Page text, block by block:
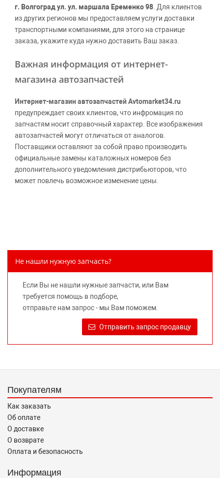
г. Волгоград ул. ул. маршала Еременко 98 . Для клиентов
из других регионов мы предоставляем услуги доставки
транспортными компаниями, для этого на странице
заказа, укажите куда нужно доставить Ваш заказ.
Важная информация от интернет-
магазина автозапчастей
Интернет-магазин автозапчастей Avtomarket34.ru
предупреждает своих клиентов, что инфромация по
запчастям носит справочный характер. Все изображения
автозапчастей могут отличаться от аналогов.
Поставщики оставляют за собой право производить
официальные замены каталожных номеров без
дополнительного уведомления дистрибьюторов, что
может повлечь возможное изменение цены.
предлагаемых к продаже запасных частей для
правообладателей указанных товарных знаков.
Требование предоставлять покупателю необходимую и
достоверную информацию о товаре, предлагаемом к
продаже, обеспечивающую возможность их правильного
выбора возложено на продавца (изготовителя) Законом
«О защите прав потребителей».
Не нашли нужную запчасть?
Если Вы не нашли нужные запчасти, или Вам
требуется помощь в подборе,
отправьте нам запрос - мы Вам поможем.
Отправить запрос продавцу
Покупателям
Как заказать
Об оплате
О доставке
О возврате
Оплата и безопасность
Информация